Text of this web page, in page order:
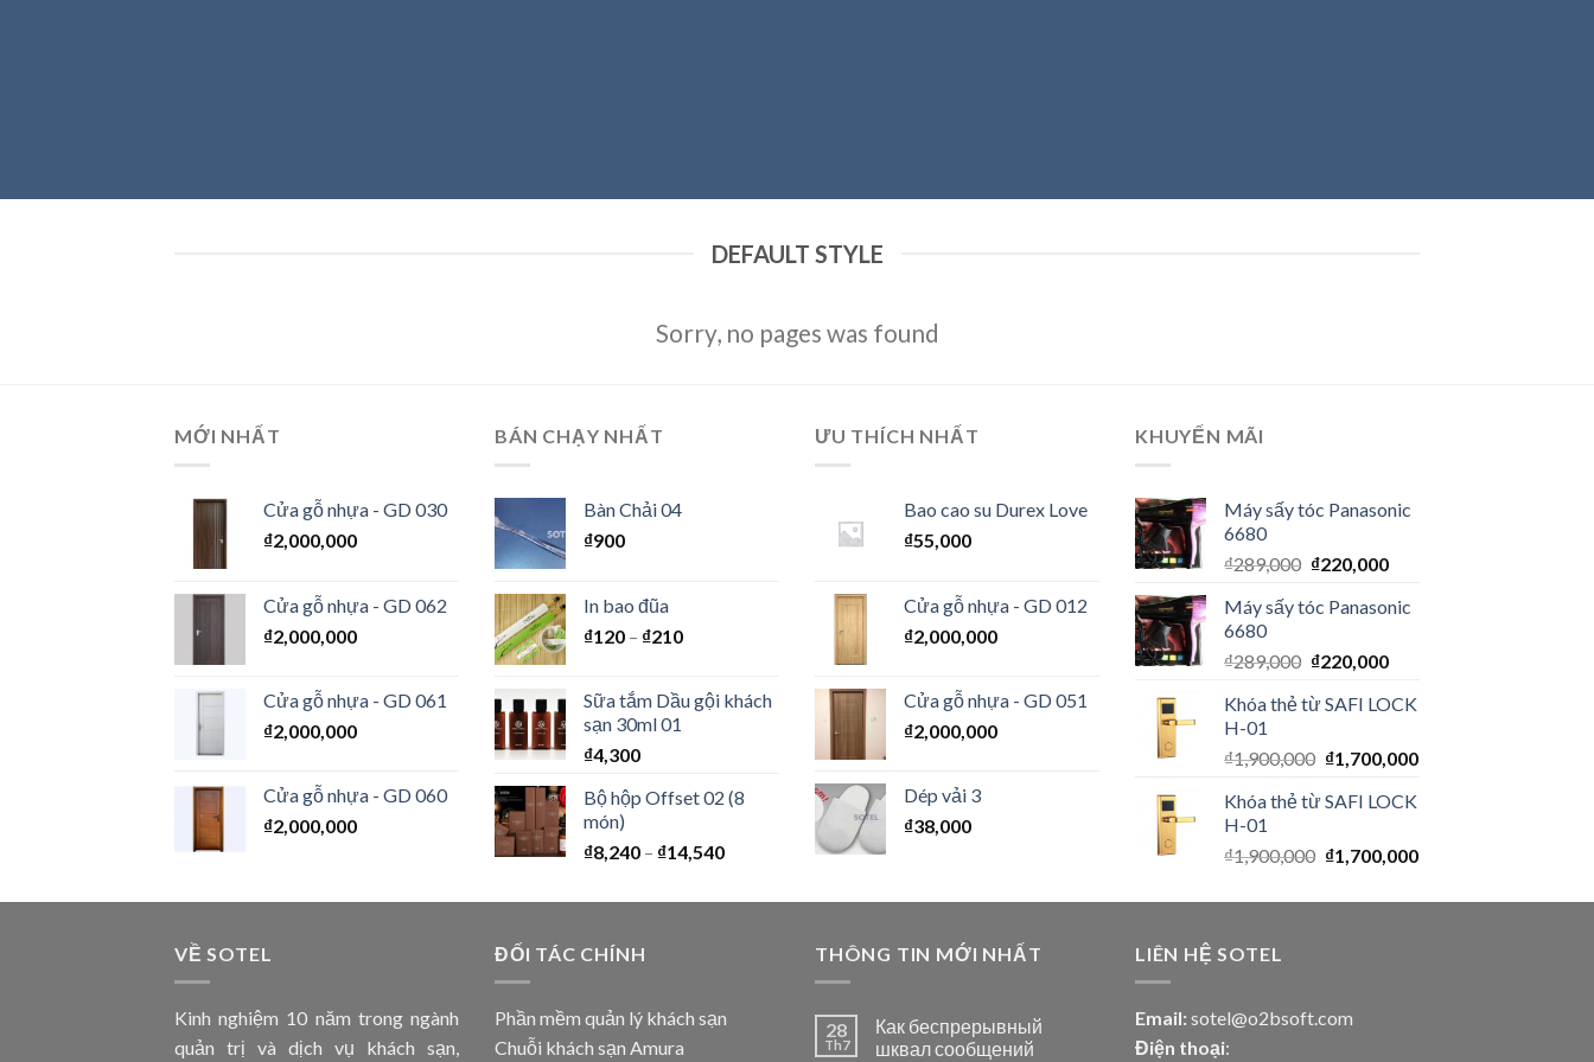
DEFAULT STYLE
Sorry, no pages was found
MỚI NHẤT
Cửa gỗ nhựa - GD 030
₫2,000,000
Cửa gỗ nhựa - GD 062
₫2,000,000
Cửa gỗ nhựa - GD 061
₫2,000,000
Cửa gỗ nhựa - GD 060
₫2,000,000
BÁN CHẠY NHẤT
Bàn Chải 04
₫900
In bao đũa
₫120 – ₫210
Sữa tắm Dầu gội khách
sạn 30ml 01
₫4,300
Bộ hộp Offset 02 (8
món)
₫8,240 – ₫14,540
ƯU THÍCH NHẤT
Bao cao su Durex Love
₫55,000
Cửa gỗ nhựa - GD 012
₫2,000,000
Cửa gỗ nhựa - GD 051
₫2,000,000
Dép vải 3
₫38,000
KHUYẾN MÃI
Máy sấy tóc Panasonic
6680
₫289,000 ₫220,000
Máy sấy tóc Panasonic
6680
₫289,000 ₫220,000
Khóa thẻ từ SAFI LOCK
H-01
₫1,900,000 ₫1,700,000
Khóa thẻ từ SAFI LOCK
H-01
₫1,900,000 ₫1,700,000
VỀ SOTEL
Kinh nghiệm 10 năm trong ngành
quản trị và dịch vụ khách sạn,
ĐỐI TÁC CHÍNH
Phần mềm quản lý khách sạn
Chuỗi khách sạn Amura
THÔNG TIN MỚI NHẤT
28
Th7
Как беспрерывный
шквал сообщений
LIÊN HỆ SOTEL
Email: sotel@o2bsoft.com
Điện thoại: